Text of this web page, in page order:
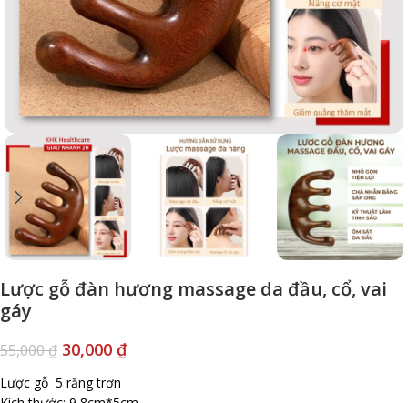
Lược gỗ đàn hương massage da đầu, cổ, vai
gáy
55,000₫ 30,000 ₫
Lược gỗ 5 răng trơn